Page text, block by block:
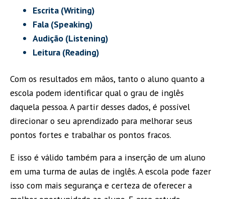
Escrita (Writing)
Fala (Speaking)
Audição (Listening)
Leitura (Reading)
Com os resultados em mãos, tanto o aluno quanto a
escola podem identificar qual o grau de inglês
daquela pessoa. A partir desses dados, é possível
direcionar o seu aprendizado para melhorar seus
pontos fortes e trabalhar os pontos fracos.
E isso é válido também para a inserção de um aluno
em uma turma de aulas de inglês. A escola pode fazer
isso com mais segurança e certeza de oferecer a